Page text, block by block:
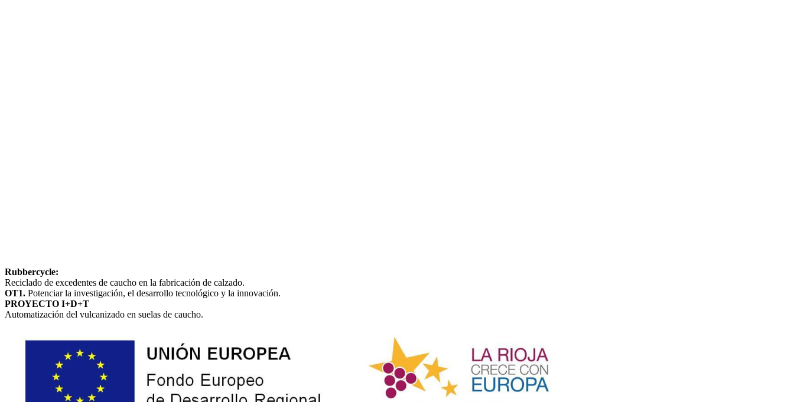
Rubbercycle:
Reciclado de excedentes de caucho en la fabricación de calzado.
OT1. Potenciar la investigación, el desarrollo tecnológico y la innovación.
PROYECTO I+D+T
Automatización del vulcanizado en suelas de caucho.